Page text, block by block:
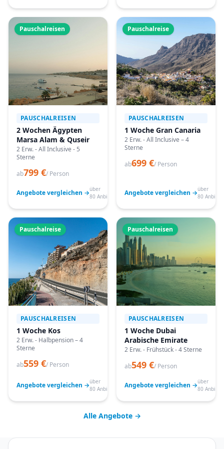
Pauschalreisen
PAUSCHALREISEN
2 Wochen Ägypten
Marsa Alam & Quseir
2 Erw. - All Inclusive - 5
Sterne
ab799 €/ Person
Angebote vergleichen →über
80 Anbieter
Pauschalreise
PAUSCHALREISEN
1 Woche Gran Canaria
2 Erw. - All Inclusive – 4
Sterne
ab699 €/ Person
Angebote vergleichen →über
80
Pauschalreise
PAUSCHALREISEN
1 Woche Kos
2 Erw. - Halbpension – 4
Sterne
ab559 €/ Person
Angebote vergleichen →über
80 Anbieter
Pauschalreisen
PAUSCHALREISEN
1 Woche Dubai
Arabische Emirate
2 Erw. - Frühstück - 4 Sterne
ab549 €/ Person
Angebote vergleichen →über
80
Alle Angebote →